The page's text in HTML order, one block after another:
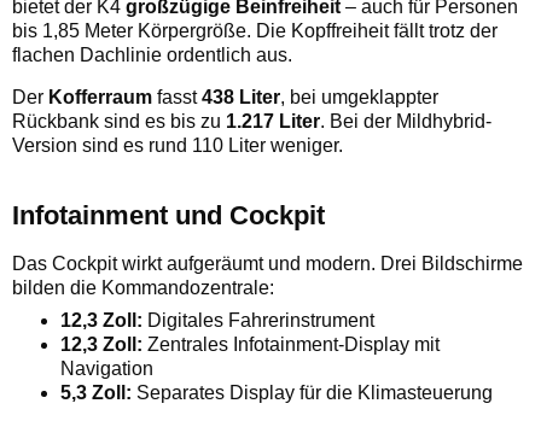
bietet der K4 großzügige Beinfreiheit – auch für Personen
bis 1,85 Meter Körpergröße. Die Kopffreiheit fällt trotz der
flachen Dachlinie ordentlich aus.
Der Kofferraum fasst438 Liter, bei umgeklappter
Rückbank sind es bis zu 1.217 Liter. Bei der Mildhybrid-
Version sind es rund 110 Liter weniger.
Infotainment und Cockpit
Das Cockpit wirkt aufgeräumt und modern. Drei Bildschirme
bilden die Kommandozentrale:
12,3 Zoll: Digitales Fahrerinstrument
12,3 Zoll: Zentrales Infotainment-Display mit
Navigation
5,3 Zoll: Separates Display für die Klimasteuerung